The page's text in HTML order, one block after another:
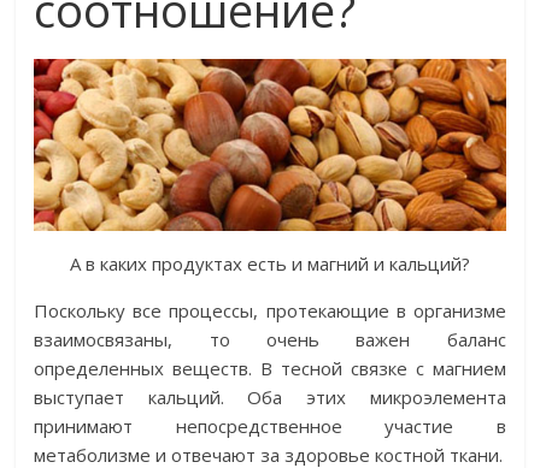
А в каких продуктах есть и магний и кальций?
Поскольку все процессы, протекающие в организме
взаимосвязаны, то очень важен баланс
определенных веществ. В тесной связке с магнием
выступает кальций. Оба этих микроэлемента
принимают непосредственное участие в
метаболизме и отвечают за здоровье костной ткани.